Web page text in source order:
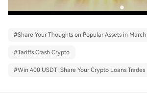
#Share Your Thoughts on Popular Assets in March
#Tariffs Crash Crypto
#Win 400 USDT: Share Your Crypto Loans Trades